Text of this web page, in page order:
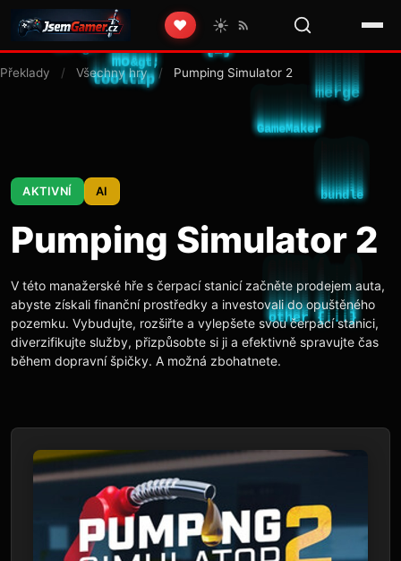
❤️ ☀️
Překlady / Všechny hry / Pumping Simulator 2
AKTIVNÍ AI
Pumping Simulator 2
V této manažerské hře s čerpací stanicí začněte prodejem auta,
abyste získali finanční prostředky a investovali do opuštěného
pozemku. Vybudujte, rozšiřte a vylepšete svou čerpací stanici,
diverzifikujte služby, přizpůsobte si ji a efektivně spravujte čas
během dopravní špičky. A možná zbohatnete.